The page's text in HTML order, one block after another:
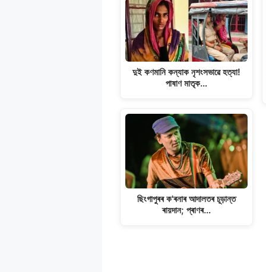
দুই কণমানি কন্যাক নৃশংসভাৱে হত্যা!
পাষাণ মাতৃক…
ছিংগাপুৰৰ ক'ৰনাৰ আদালতৰ চূড়ান্ত
ৰায়দান; প্ৰাণৰ…